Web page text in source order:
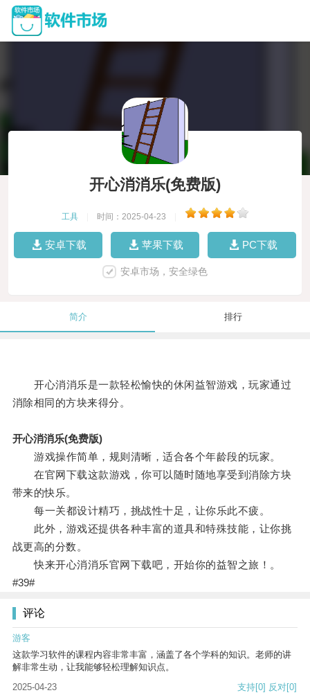
开心消消乐(免费版)
工具 时间：2025-04-23
安卓下载 苹果下载 PC下载
安卓市场，安全绿色
简介 排行
开心消消乐是一款轻松愉快的休闲益智游戏，玩家通过
消除相同的方块来得分。
开心消消乐(免费版)
游戏操作简单，规则清晰，适合各个年龄段的玩家。
在官网下载这款游戏，你可以随时随地享受到消除方块
带来的快乐。
每一关都设计精巧，挑战性十足，让你乐此不疲。
此外，游戏还提供各种丰富的道具和特殊技能，让你挑
战更高的分数。
快来开心消消乐官网下载吧，开始你的益智之旅！。
#39#
评论
游客
这款学习软件的课程内容非常丰富，涵盖了各个学科的知识。老师的讲
解非常生动，让我能够轻松理解知识点。
2025-04-23
支持[0] 反对[0]